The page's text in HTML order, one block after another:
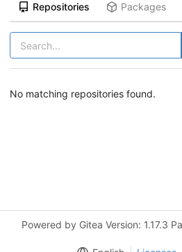
Repositories Packages
No matching repositories found.
Powered by Gitea Version: 1.17.3